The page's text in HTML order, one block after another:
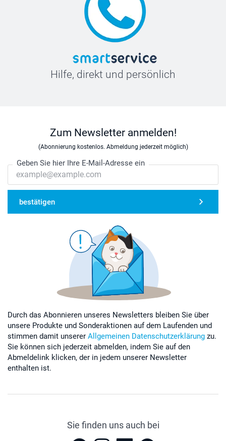
Hilfe, direkt und persönlich
Zum Newsletter anmelden!
(Abonnierung kostenlos. Abmeldung jederzeit möglich)
Geben Sie hier Ihre E-Mail-Adresse ein
bestätigen
Durch das Abonnieren unseres Newsletters bleiben Sie über
unsere Produkte und Sonderaktionen auf dem Laufenden und
stimmen damit unserer Allgemeinen Datenschutzerklärung zu.
Sie können sich jederzeit abmelden, indem Sie auf den
Abmeldelink klicken, der in jedem unserer Newsletter
enthalten ist.
Sie finden uns auch bei